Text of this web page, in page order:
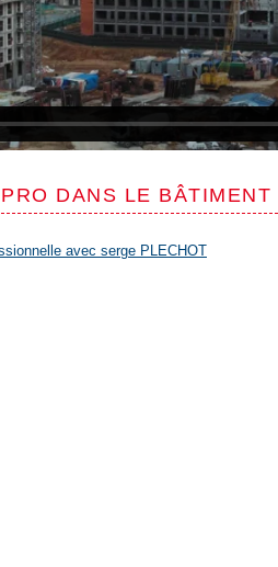
DANS LE BÂTIMENT
avec serge PLECHOT